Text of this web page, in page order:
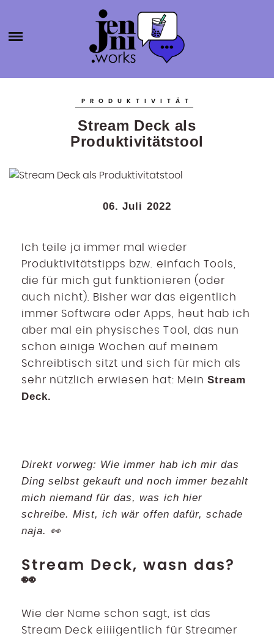
JENNI.W
ORKS
SELBSTSTÄNDIGKEIT
PRODUKTIVITÄT
AGENTURGRÜNDUNG
PRODUKTIVITÄT
Stream Deck als
Produktivitätstool
06. Juli 2022
Ich teile ja immer mal wieder
Produktivitätstipps bzw. einfach Tools,
die für mich gut funktionieren (oder
auch nicht). Bisher war das eigentlich
immer Software oder Apps, heut hab ich
aber mal ein physisches Tool, das nun
schon einige Wochen auf meinem
Schreibtisch sitzt und sich für mich als
sehr nützlich erwiesen hat: Mein Stream
Deck.
Direkt vorweg: Wie immer hab ich mir das
Ding selbst gekauft und noch immer bezahlt
mich niemand für das, was ich hier
schreibe. Mist, ich wär offen dafür, schade
naja. 👀
Stream Deck, wasn das?
👀
Wie der Name schon sagt, ist das
Stream Deck eiiiigentlich für Streamer